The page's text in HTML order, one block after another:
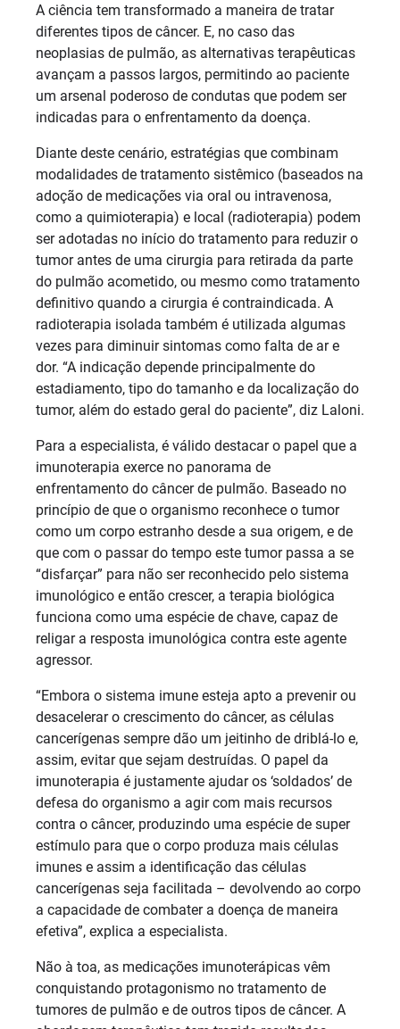
A ciência tem transformado a maneira de tratar
diferentes tipos de câncer. E, no caso das
neoplasias de pulmão, as alternativas terapêuticas
avançam a passos largos, permitindo ao paciente
um arsenal poderoso de condutas que podem ser
indicadas para o enfrentamento da doença.
Diante deste cenário, estratégias que combinam
modalidades de tratamento sistêmico (baseados na
adoção de medicações via oral ou intravenosa,
como a quimioterapia) e local (radioterapia) podem
ser adotadas no início do tratamento para reduzir o
tumor antes de uma cirurgia para retirada da parte
do pulmão acometido, ou mesmo como tratamento
definitivo quando a cirurgia é contraindicada. A
radioterapia isolada também é utilizada algumas
vezes para diminuir sintomas como falta de ar e
dor. “A indicação depende principalmente do
estadiamento, tipo do tamanho e da localização do
tumor, além do estado geral do paciente”, diz Laloni.
Para a especialista, é válido destacar o papel que a
imunoterapia exerce no panorama de
enfrentamento do câncer de pulmão. Baseado no
princípio de que o organismo reconhece o tumor
como um corpo estranho desde a sua origem, e de
que com o passar do tempo este tumor passa a se
“disfarçar” para não ser reconhecido pelo sistema
imunológico e então crescer, a terapia biológica
funciona como uma espécie de chave, capaz de
religar a resposta imunológica contra este agente
agressor.
“Embora o sistema imune esteja apto a prevenir ou
desacelerar o crescimento do câncer, as células
cancerígenas sempre dão um jeitinho de driblá-lo e,
assim, evitar que sejam destruídas. O papel da
imunoterapia é justamente ajudar os ‘soldados’ de
defesa do organismo a agir com mais recursos
contra o câncer, produzindo uma espécie de super
estímulo para que o corpo produza mais células
imunes e assim a identificação das células
cancerígenas seja facilitada – devolvendo ao corpo
a capacidade de combater a doença de maneira
efetiva”, explica a especialista.
Não à toa, as medicações imunoterápicas vêm
conquistando protagonismo no tratamento de
tumores de pulmão e de outros tipos de câncer. A